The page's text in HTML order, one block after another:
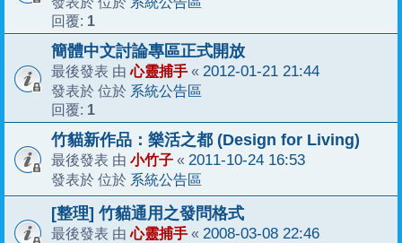
回覆: 1
簡體中文討論專區正式開放
最後發表 由心靈捕手 « 2012-01-21 21:44
發表於 位於 系統公告區
回覆: 1
竹貓新作品：樂活之都 (Design for Living)
最後發表 由 小竹子 « 2011-10-24 16:53
發表於 位於 系統公告區
[整理] 竹貓通用之發問格式
最後發表 由心靈捕手 « 2008-03-08 22:46